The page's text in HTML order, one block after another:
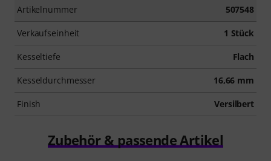
Artikelnummer 507548
Verkaufseinheit 1 Stück
Kesseltiefe Flach
Kesseldurchmesser 16,66 mm
Finish Versilbert
Zubehör & passende Artikel